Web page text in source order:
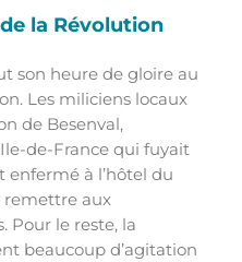
la Révolution
son heure de gloire au
Les miliciens locaux
de Besenval,
de-France qui fuyait
enfermé à l’hôtel du
remettre aux
Pour le reste, la
beaucoup d’agitation